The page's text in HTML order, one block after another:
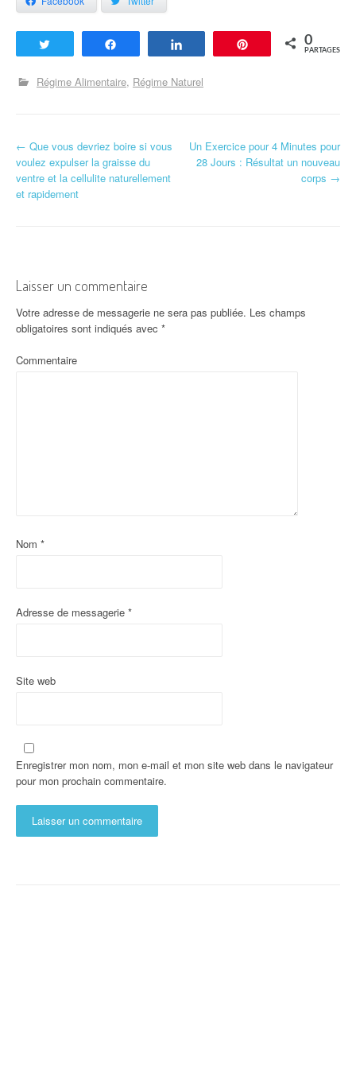
Enregistrer
0
PARTAGES
Régime Alimentaire Régime Naturel
Navigation d'article
← Que vous devriez boire si vous
voulez expulser la graisse du
ventre et la cellulite naturellement
et rapidement
Un Exercice pour 4 Minutes pour
28 Jours : Résultat un nouveau
corps →
Laisser un commentaire
Votre adresse de messagerie ne sera pas publiée. Les champs
obligatoires sont indiqués avec *
Commentaire
Nom *
Adresse de messagerie *
Site web
Enregistrer mon nom, mon e-mail et mon site web dans le navigateur
pour mon prochain commentaire.